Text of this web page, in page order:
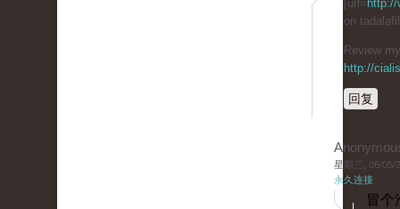
[url=
on
Review
http://
回复
星期三, 06/05/
永久连接
冒个